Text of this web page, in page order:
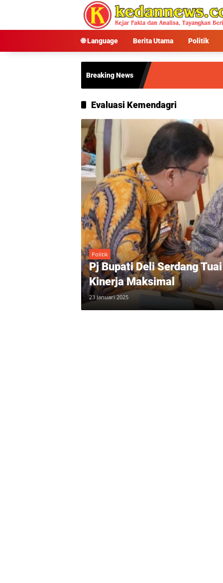
🌐 Language Berita Utama Politik
Breaking News
Evaluasi Kemendagri
Politik
Pj Bupati Deli Serdang
Kinerja Maksimal
23 Januari 2025